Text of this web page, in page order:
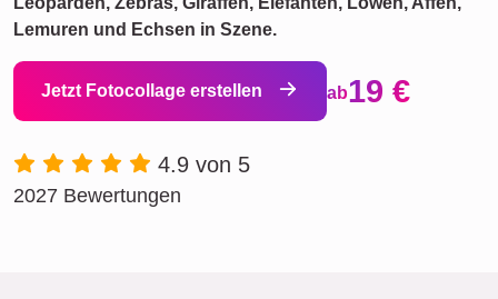
Lemuren und Echsen in Szene.
Jetzt Fotocollage erstellen ab19 €
4.9 von 5
2027 Bewertungen